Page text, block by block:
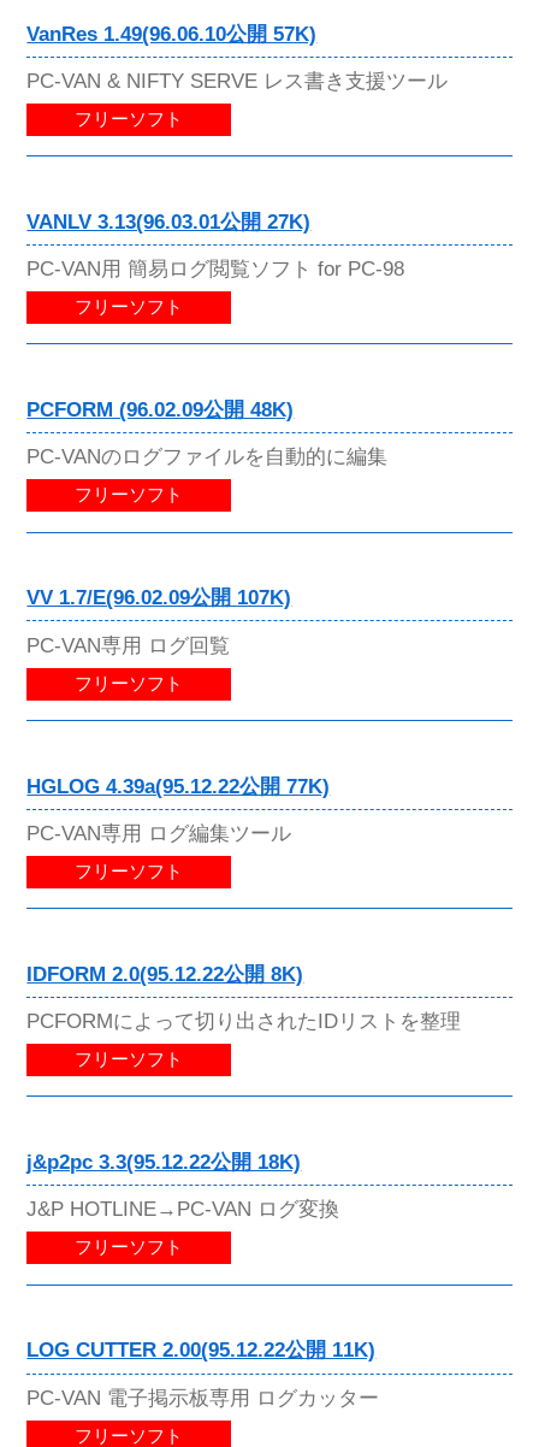
VanRes 1.49(96.06.10公開 57K)
PC-VAN & NIFTY SERVE レス書き支援ツール
フリーソフト
VANLV 3.13(96.03.01公開 27K)
PC-VAN用 簡易ログ閲覧ソフト for PC-98
フリーソフト
PCFORM (96.02.09公開 48K)
PC-VANのログファイルを自動的に編集
フリーソフト
VV 1.7/E(96.02.09公開 107K)
PC-VAN専用 ログ回覧
フリーソフト
HGLOG 4.39a(95.12.22公開 77K)
PC-VAN専用 ログ編集ツール
フリーソフト
IDFORM 2.0(95.12.22公開 8K)
PCFORMによって切り出されたIDリストを整理
フリーソフト
j&p2pc 3.3(95.12.22公開 18K)
J&P HOTLINE→PC-VAN ログ変換
フリーソフト
LOG CUTTER 2.00(95.12.22公開 11K)
PC-VAN 電子掲示板専用 ログカッター
フリーソフト